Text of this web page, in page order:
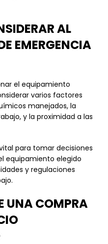
AL
EMERGENCIA
el equipamiento
varios factores
manejados, la
y la proximidad a las
para tomar decisiones
equipamiento elegido
y regulaciones
UNA COMPRA